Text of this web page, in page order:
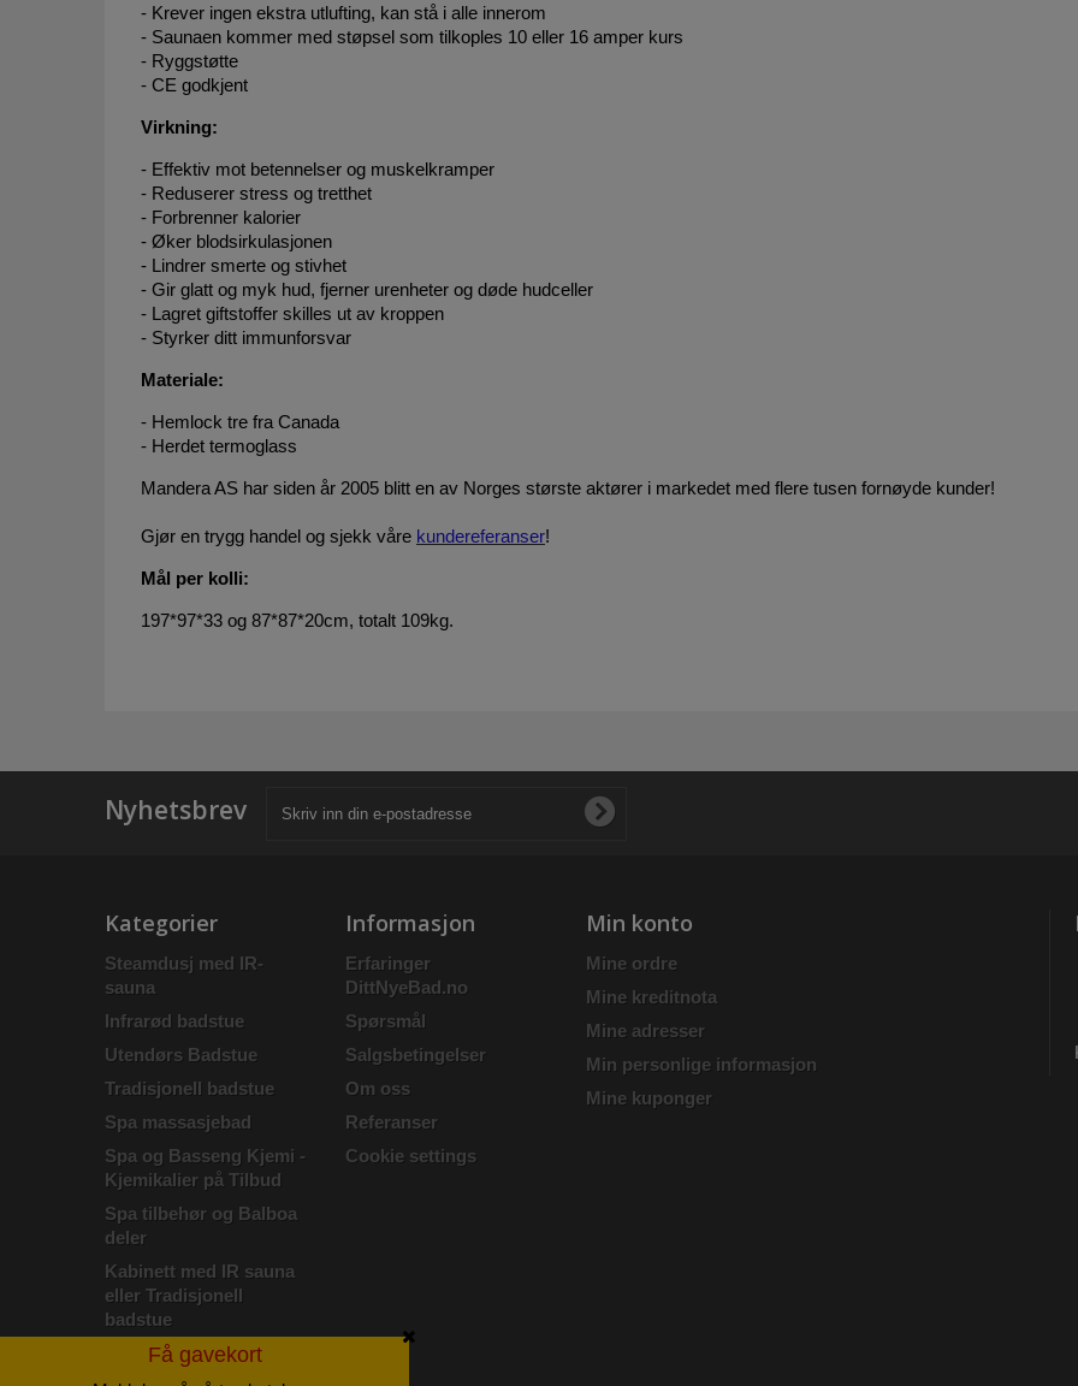
Få gavekort
- Krever ingen ekstra utlufting, kan stå i alle innerom
- Saunaen kommer med støpsel som tilkoples 10 eller 16 amper kurs
- Ryggstøtte
- CE godkjent
Virkning:
- Effektiv mot betennelser og muskelkramper
- Reduserer stress og tretthet
- Forbrenner kalorier
- Øker blodsirkulasjonen
- Lindrer smerte og stivhet
- Gir glatt og myk hud, fjerner urenheter og døde hudceller
- Lagret giftstoffer skilles ut av kroppen
- Styrker ditt immunforsvar
Materiale:
- Hemlock tre fra Canada
- Herdet termoglass
Mandera AS har siden år 2005 blitt en av Norges største aktører i markedet med flere tusen fornøyde kunder!
Gjør en trygg handel og sjekk våre kundereferanser!
Mål per kolli:
197*97*33 og 87*87*20cm, totalt 109kg.
Nyhetsbrev
Kategorier
Steamdusj med IR-
sauna
Infrarød badstue
Utendørs Badstue
Tradisjonell badstue
Spa massasjebad
Spa og Basseng Kjemi -
Kjemikalier på Tilbud
Spa tilbehør og Balboa
deler
Kabinett med IR sauna
eller Tradisjonell
badstue
LAGERTØMMING - 70%
PÅ MASSASJESTOL!
Informasjon
Erfaringer
DittNyeBad.no
Spørsmål
Salgsbetingelser
Om oss
Referanser
Cookie settings
Min konto
Mine ordre
Mine kreditnota
Mine adresser
Min personlige informasjon
Mine kuponger